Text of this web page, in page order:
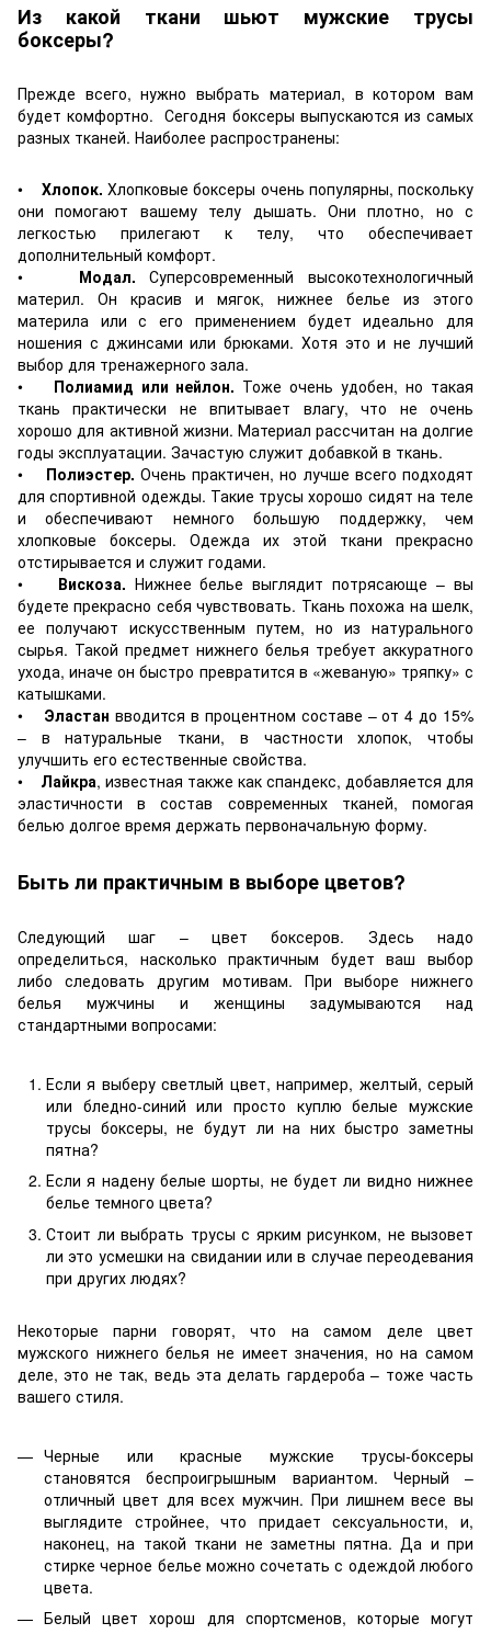
Из какой ткани шьют мужские трусы
боксеры?
Прежде всего, нужно выбрать материал, в котором вам
будет комфортно. Сегодня боксеры выпускаются из самых
разных тканей. Наиболее распространены:
• Хлопок. Хлопковые боксеры очень популярны, поскольку
они помогают вашему телу дышать. Они плотно, но с
легкостью прилегают к телу, что обеспечивает
дополнительный комфорт.
• Модал. Суперсовременный высокотехнологичный
материл. Он красив и мягок, нижнее белье из этого
материла или с его применением будет идеально для
ношения с джинсами или брюками. Хотя это и не лучший
выбор для тренажерного зала.
• Полиамид или нейлон. Тоже очень удобен, но такая
ткань практически не впитывает влагу, что не очень
хорошо для активной жизни. Материал рассчитан на долгие
годы эксплуатации. Зачастую служит добавкой в ткань.
• Полиэстер. Очень практичен, но лучше всего подходят
для спортивной одежды. Такие трусы хорошо сидят на теле
и обеспечивают немного большую поддержку, чем
хлопковые боксеры. Одежда их этой ткани прекрасно
отстирывается и служит годами.
• Вискоза. Нижнее белье выглядит потрясающе – вы
будете прекрасно себя чувствовать. Ткань похожа на шелк,
ее получают искусственным путем, но из натурального
сырья. Такой предмет нижнего белья требует аккуратного
ухода, иначе он быстро превратится в «жеваную» тряпку» с
катышками.
• Эластан вводится в процентном составе – от 4 до 15%
– в натуральные ткани, в частности хлопок, чтобы
улучшить его естественные свойства.
• Лайкра, известная также как спандекс, добавляется для
эластичности в состав современных тканей, помогая
белью долгое время держать первоначальную форму.
Быть ли практичным в выборе цветов?
Следующий шаг – цвет боксеров. Здесь надо
определиться, насколько практичным будет ваш выбор
либо следовать другим мотивам. При выборе нижнего
белья мужчины и женщины задумываются над
стандартными вопросами:
Если я выберу светлый цвет, например, желтый, серый
или бледно-синий или просто куплю белые мужские
трусы боксеры, не будут ли на них быстро заметны
пятна?
Если я надену белые шорты, не будет ли видно нижнее
белье темного цвета?
Стоит ли выбрать трусы с ярким рисунком, не вызовет
ли это усмешки на свидании или в случае переодевания
при других людях?
Некоторые парни говорят, что на самом деле цвет
мужского нижнего белья не имеет значения, но на самом
деле, это не так, ведь эта делать гардероба – тоже часть
вашего стиля.
Черные или красные мужские трусы-боксеры
становятся беспроигрышным вариантом. Черный –
отличный цвет для всех мужчин. При лишнем весе вы
выглядите стройнее, что придает сексуальности, и,
наконец, на такой ткани не заметны пятна. Да и при
стирке черное белье можно сочетать с одеждой любого
цвета.
Белый цвет хорош для спортсменов, которые могут